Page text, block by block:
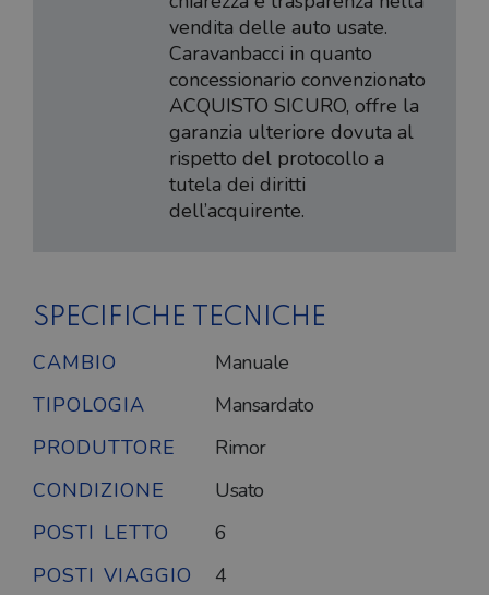
vendita delle auto usate.
Caravanbacci in quanto
concessionario convenzionato
ACQUISTO SICURO, offre la
garanzia ulteriore dovuta al
rispetto del protocollo a
tutela dei diritti
dell’acquirente.
SPECIFICHE TECNICHE
CAMBIO
Manuale
TIPOLOGIA
Mansardato
PRODUTTORE
Rimor
CONDIZIONE
Usato
POSTI LETTO
6
POSTI VIAGGIO
4